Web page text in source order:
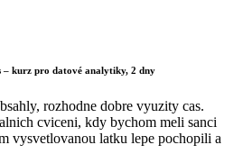
– kurz pro datové analytiky, 2 dny
rozhodne dobre vyuzity cas.
cviceni, kdy bychom meli sanci
vysvetlovanou latku lepe pochopili a